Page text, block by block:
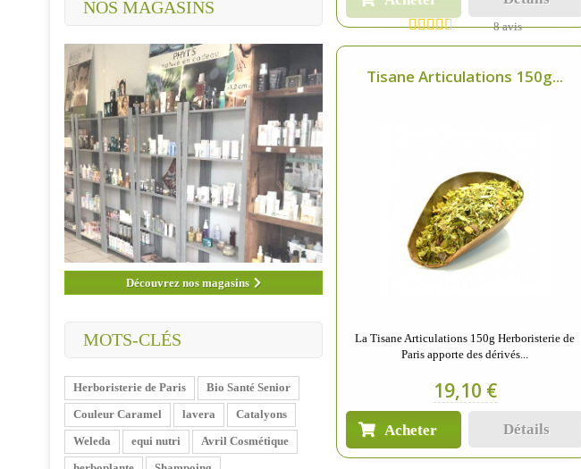
NOS MAGASINS
Découvrez nos magasins
MOTS-CLÉS
Herboristerie de Paris
Bio Santé Senior
Couleur Caramel
lavera
Catalyons
Weleda
equi nutri
Avril Cosmétique
8 avis
Tisane Articulations 150g...
La Tisane Articulations 150g Herboristerie de
Paris apporte des dérivés...
19,10 €
Acheter Détails